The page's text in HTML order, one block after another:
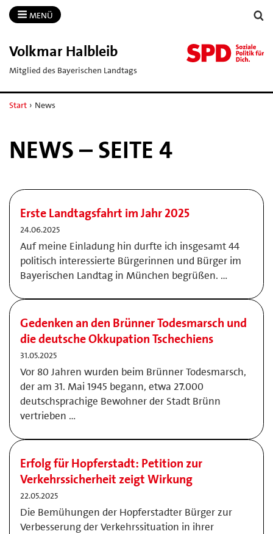
MENÜ
Volkmar Halbleib
Mitglied des Bayerischen Landtags
Start › News
NEWS – SEITE 4
Erste Landtagsfahrt im Jahr 2025
24.06.2025
Auf meine Einladung hin durfte ich insgesamt 44
politisch interessierte Bürgerinnen und Bürger im
Bayerischen Landtag in München begrüßen. …
Gedenken an den Brünner Todesmarsch und
die deutsche Okkupation Tschechiens
31.05.2025
Vor 80 Jahren wurden beim Brünner Todesmarsch,
der am 31. Mai 1945 begann, etwa 27.000
deutschsprachige Bewohner der Stadt Brünn
vertrieben …
Erfolg für Hopferstadt: Petition zur
Verkehrssicherheit zeigt Wirkung
22.05.2025
Die Bemühungen der Hopferstadter Bürger zur
Verbesserung der Verkehrssituation in ihrer